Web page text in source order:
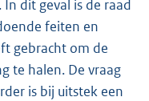
dit geval is de raad
feiten en
gebracht om de
te halen. De vraag
is bij uitstek een